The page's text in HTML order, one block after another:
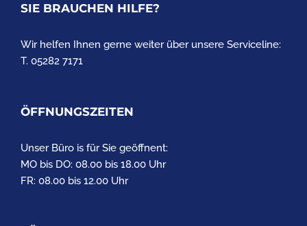
SIE BRAUCHEN HILFE?
Wir helfen Ihnen gerne weiter über unsere Serviceline:
T. 05282 7171
ÖFFNUNGSZEITEN
Unser Büro is für Sie geöffnent:
MO bis DO: 08.00 bis 18.00 Uhr
FR: 08.00 bis 12.00 Uhr